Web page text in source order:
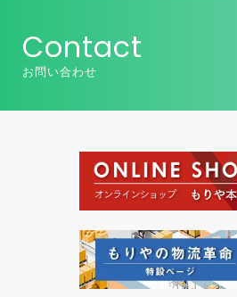
Contact
お問い合わせ